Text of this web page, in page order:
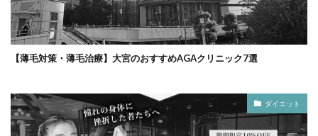
【薄毛対策・薄毛治療】大宮のおすすめAGAクリニック7選
ダイエット